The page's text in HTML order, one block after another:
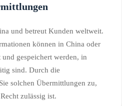
und betreut Kunden weltweit.
können in China oder
gespeichert werden, in
sind. Durch die
solchen Übermittlungen zu,
zulässig ist.